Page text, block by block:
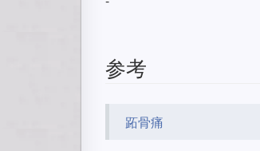
参考
跖骨痛